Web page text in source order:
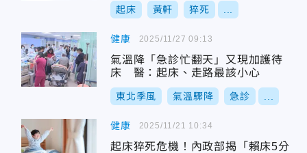
起床 黃軒 猝死
健康
氣溫降「急診忙翻天」又現加護待
床 醫：起床、走路最該小心
東北季風 氣溫驟降 急診
2025/11/27 09:13
健康
起床猝死危機！內政部揭「賴床5分
2025/11/21 10:34